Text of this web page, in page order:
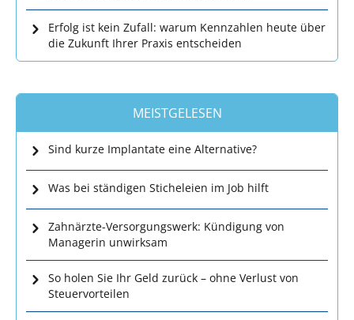
Erfolg ist kein Zufall: warum Kennzahlen heute über
die Zukunft Ihrer Praxis entscheiden
MEISTGELESEN
Sind kurze Implantate eine Alternative?
Was bei ständigen Sticheleien im Job hilft
Zahnärzte-Versorgungswerk: Kündigung von
Managerin unwirksam
So holen Sie Ihr Geld zurück – ohne Verlust von
Steuervorteilen